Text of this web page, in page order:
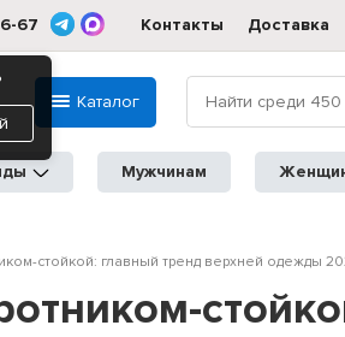
67 Контакты Доставка
Каталог
Мужчинам
стойкой: главный тренд верхней одежды